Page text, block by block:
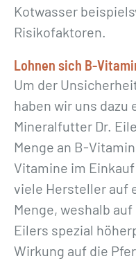
Kotwasser
Risikofaktoren.
Lohnen sich B-
Um der
haben wir uns
Mineralfutter Dr.
Menge an B-
Vitamine im
viele Hersteller auf
Menge, weshalb
Eilers spezial
Wirkung auf die